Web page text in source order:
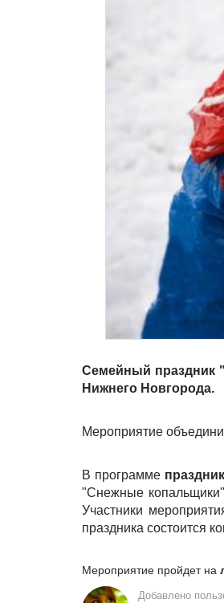
Семейный праздник
Нижнего Новгорода.
Мероприятие
В программе
"Снежные
Участники
праздника состоится
Мероприятие пройдет на
Добавлено